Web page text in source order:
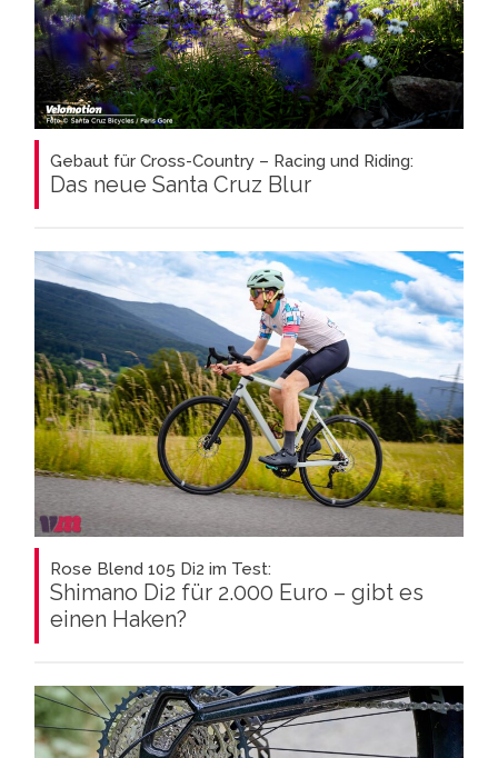
Gebaut für Cross-Country – Racing und Riding:
Das neue Santa Cruz Blur
Rose Blend 105 Di2 im Test:
Shimano Di2 für 2.000 Euro – gibt es
einen Haken?